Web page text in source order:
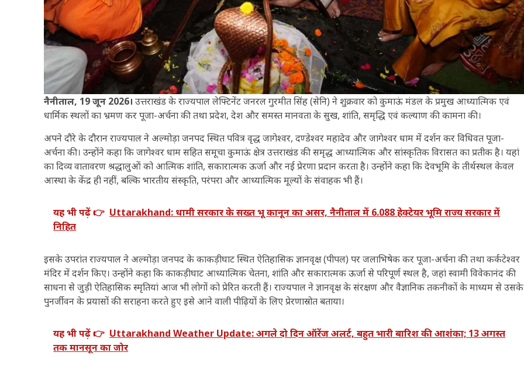
नैनीताल, 19 जून 2026। उत्तराखंड के राज्यपाल लेफ्टिनेंट जनरल गुरमीत सिंह (सेनि) ने शुक्रवार को कुमाऊं मंडल के प्रमुख आध्यात्मिक एवं
धार्मिक स्थलों का भ्रमण कर पूजा-अर्चना की तथा प्रदेश, देश और समस्त मानवता के सुख, शांति, समृद्धि एवं कल्याण की कामना की।
अपने दौरे के दौरान राज्यपाल ने अल्मोड़ा जनपद स्थित पवित्र वृद्ध जागेश्वर, दण्डेश्वर महादेव और जागेश्वर धाम में दर्शन कर विधिवत पूजा-
अर्चना की। उन्होंने कहा कि जागेश्वर धाम सहित समूचा कुमाऊं क्षेत्र उत्तराखंड की समृद्ध आध्यात्मिक और सांस्कृतिक विरासत का प्रतीक है। यहां
का दिव्य वातावरण श्रद्धालुओं को आत्मिक शांति, सकारात्मक ऊर्जा और नई प्रेरणा प्रदान करता है। उन्होंने कहा कि देवभूमि के तीर्थस्थल केवल
आस्था के केंद्र ही नहीं, बल्कि भारतीय संस्कृति, परंपरा और आध्यात्मिक मूल्यों के संवाहक भी हैं।
यह भी पढ़ें 👉 Uttarakhand: धामी सरकार के सख्त भू कानून का असर, नैनीताल में 6.088 हेक्टेयर भूमि राज्य सरकार में
निहित
इसके उपरांत राज्यपाल ने अल्मोड़ा जनपद के काकड़ीघाट स्थित ऐतिहासिक ज्ञानवृक्ष (पीपल) पर जलाभिषेक कर पूजा-अर्चना की तथा कर्कटेश्वर
मंदिर में दर्शन किए। उन्होंने कहा कि काकड़ीघाट आध्यात्मिक चेतना, शांति और सकारात्मक ऊर्जा से परिपूर्ण स्थल है, जहां स्वामी विवेकानंद की
साधना से जुड़ी ऐतिहासिक स्मृतियां आज भी लोगों को प्रेरित करती हैं। राज्यपाल ने ज्ञानवृक्ष के संरक्षण और वैज्ञानिक तकनीकों के माध्यम से उसके
पुनर्जीवन के प्रयासों की सराहना करते हुए इसे आने वाली पीढ़ियों के लिए प्रेरणास्रोत बताया।
यह भी पढ़ें 👉 Uttarakhand Weather Update: अगले दो दिन ऑरेंज अलर्ट, बहुत भारी बारिश की आशंका; 13 अगस्त
तक मानसून का जोर